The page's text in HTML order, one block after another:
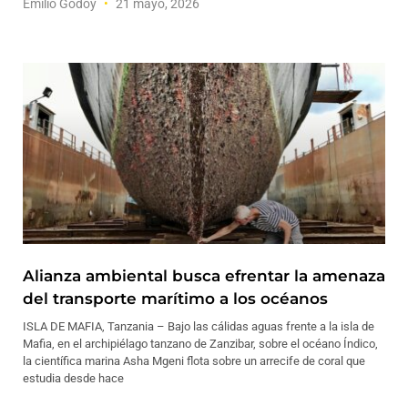
Emilio Godoy 21 mayo, 2026
Alianza ambiental busca efrentar la amenaza
del transporte marítimo a los océanos
ISLA DE MAFIA, Tanzania – Bajo las cálidas aguas frente a la isla de
Mafia, en el archipiélago tanzano de Zanzibar, sobre el océano Índico,
la científica marina Asha Mgeni flota sobre un arrecife de coral que
estudia desde hace